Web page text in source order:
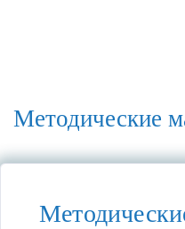
Методические